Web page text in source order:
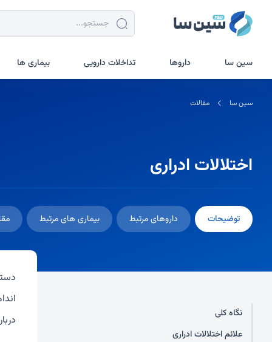
جستجو در سین سا
سین سا داروها تداخلات دارویی بیماری ها
سین سا مقالات
اختلالات ادراری
توضیحات داروهای مرتبط بیماری های مرتبط
نگاه کلی
علائم اختلالات ادراری